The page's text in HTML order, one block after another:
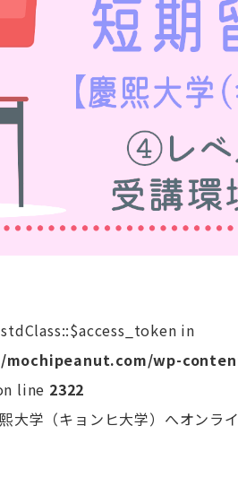
in
mochipeanut.com/wp-
line 2322
大学（キョンヒ大学）へオン